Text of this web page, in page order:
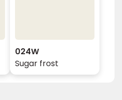
024W
Sugar frost